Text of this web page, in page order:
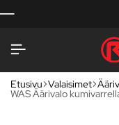
Etusivu Valaisimet
WAS Äärivalo